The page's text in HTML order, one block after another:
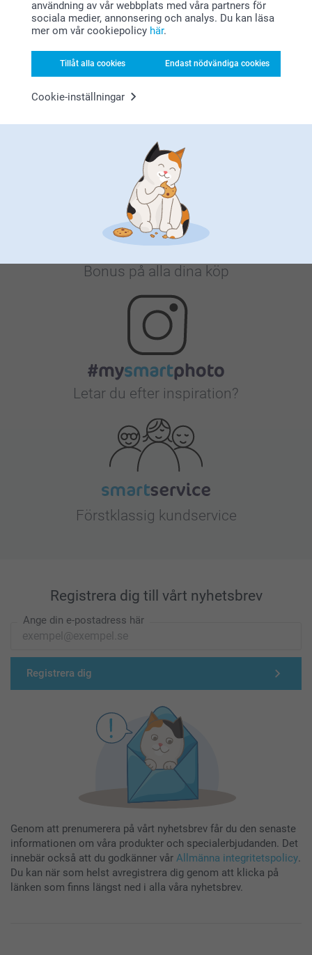
användning av vår webbplats med våra partners för
sociala medier, annonsering och analys. Du kan läsa
mer om vår cookiepolicy här.
Tillåt alla cookies Endast nödvändiga cookies
Cookie-inställningar
Varförsmartphoto?
Nöjd kundgaranti
Bonus på alla dina köp
Letar du efter inspiration?
Förstklassig kundservice
Registrera dig till vårt nyhetsbrev
Ange din e-postadress här
Registrera dig
Genom att prenumerera på vårt nyhetsbrev får du den senaste
informationen om våra produkter och specialerbjudanden. Det
innebär också att du godkänner vår Allmänna integritetspolicy.
Du kan när som helst avregistrera dig genom att klicka på
länken som finns längst ned i alla våra nyhetsbrev.